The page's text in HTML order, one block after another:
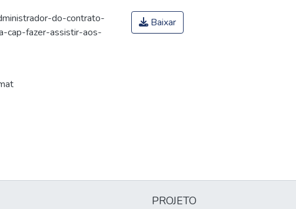
do-contrato-
cap-fazer-assistir-aos-
Baixar
PROJETO